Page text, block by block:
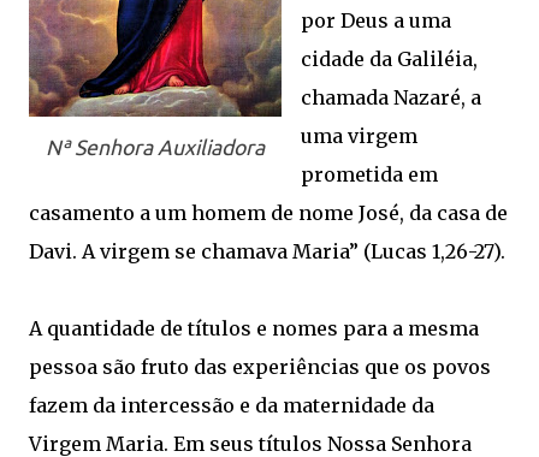
Nª Senhora Auxiliadora
por Deus a uma
cidade da Galiléia,
chamada Nazaré, a
uma virgem
prometida em
casamento a um homem de nome José, da casa de
Davi. A virgem se chamava Maria” (Lucas 1,26-27).
A quantidade de títulos e nomes para a mesma
pessoa são fruto das experiências que os povos
fazem da intercessão e da maternidade da
Virgem Maria. Em seus títulos Nossa Senhora